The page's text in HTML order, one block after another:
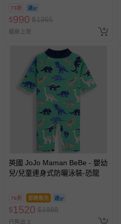
73折
$990 $1365
最新上架
英國 JoJo Maman BeBe - 嬰幼
兒/兒童連身式防曬泳裝-恐龍
76折 即將售完
$1520 $1988
已售出 3